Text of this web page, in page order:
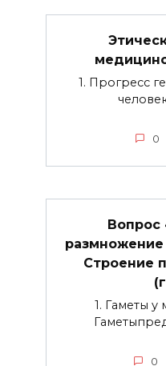
1. Прогресс
0
Вопрос
Строение
1. Гаметы у
0